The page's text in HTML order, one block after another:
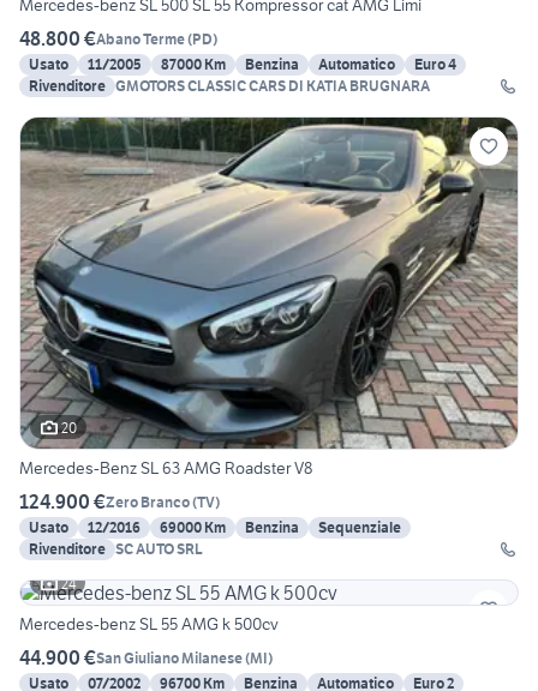
Mercedes-benz SL 500 SL 55 Kompressor cat AMG Limi
48.800 €Abano Terme(PD)
Usato
11/2005 87000 Km Benzina Automatico
Euro 4
Rivenditore GMOTORS CLASSIC CARS DI KATIA BRUGNARA
20
Mercedes-Benz SL 63 AMG Roadster V8
124.900 €Zero Branco(TV)
Usato
12/2016 69000 Km Benzina
Sequenziale
Rivenditore SC AUTO SRL
24
Mercedes-benz SL 55 AMG k 500cv
44.900 €San Giuliano Milanese(MI)
Usato
07/2002 96700 Km Benzina Automatico
Euro 2